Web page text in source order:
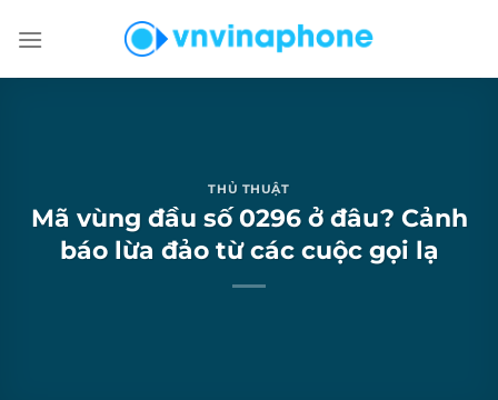
đến
THỦ THUẬT
Mã vùng đầu số 0296 ở đâu? Cảnh
báo lừa đảo từ các cuộc gọi lạ